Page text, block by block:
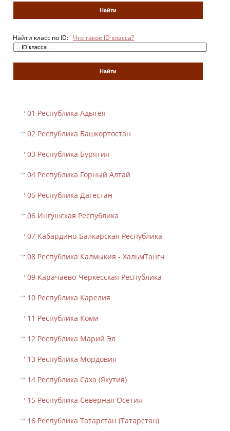
Найти класс по ID: Что такое ID класса?
01 Республика Адыгея
02 Республика Башкортостан
03 Республика Бурятия
04 Республика Горный Алтай
05 Республика Дагестан
06 Ингушская Республика
07 Кабардино-Балкарская Республика
08 Республика Калмыкия - ХальмТангч
09 Карачаево-Черкесская Республика
10 Республика Карелия
11 Республика Коми
12 Республика Марий Эл
13 Республика Мордовия
14 Республика Саха (Якутия)
15 Республика Северная Осетия
16 Республика Татарстан (Татарстан)